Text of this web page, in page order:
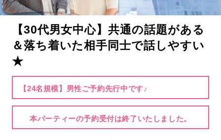
【30代男女中心】共通の話題がある
＆落ち着いた相手同士で話しやすい
★
【24名規模】男性ご予約先行中です♪
本パーティーの予約受付は終了いたしました。